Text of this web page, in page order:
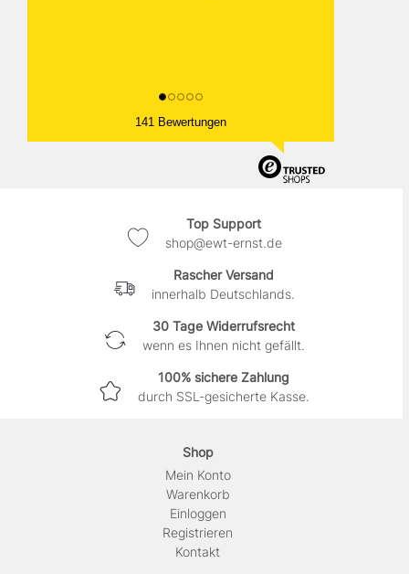
141 Bewertungen
Top Support
shop@ewt-ernst.de
Rascher Versand
innerhalb Deutschlands.
30 Tage Widerrufsrecht
wenn es Ihnen nicht gefällt.
100% sichere Zahlung
durch SSL-gesicherte Kasse.
Shop
Mein Konto
Warenkorb
Einloggen
Registrieren
Kontakt